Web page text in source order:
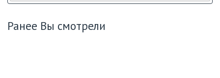
Ранее Вы смотрели